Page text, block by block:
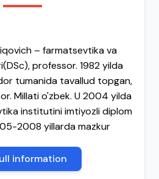
– farmatsevtika va
professor. 1982 yilda
tumanida tavallud topgan,
Millati o'zbek. U 2004 yilda
institutini imtiyozli diplom
2008 yillarda mazkur
faoliyatini olib bordi.
farmatsevtika institutining
information